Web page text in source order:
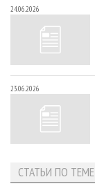
24.06.2026
23.06.2026
СТАТЬИ ПО ТЕМЕ